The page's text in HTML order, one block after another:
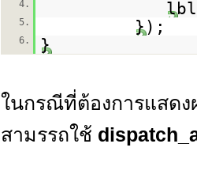
4.
5. });
6. }
ในกรณีที่ต้องการแสด
สามรรถใช้